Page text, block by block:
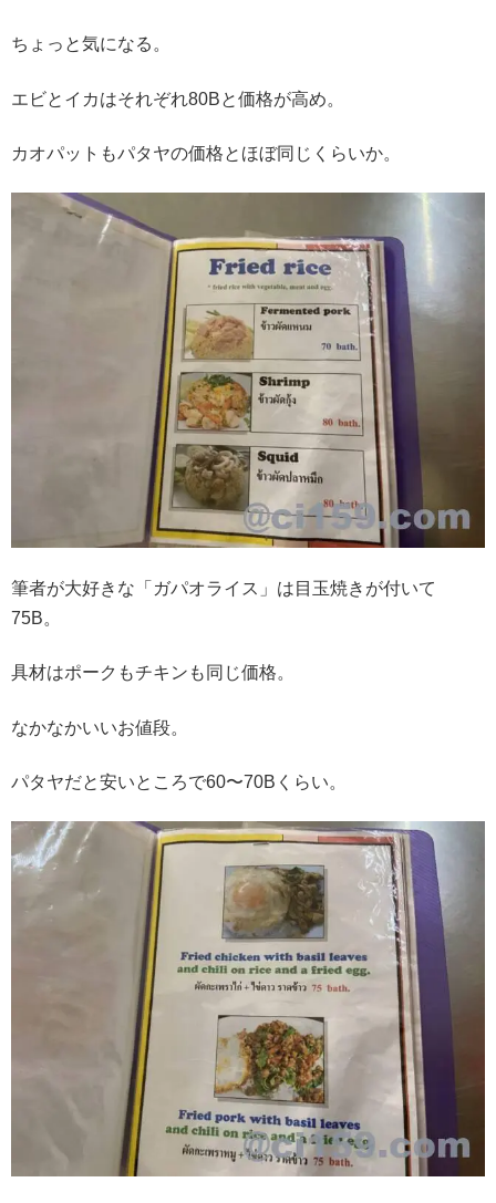
ちょっと気になる。
エビとイカはそれぞれ80Bと価格が高め。
カオパットもパタヤの価格とほぼ同じくらいか。
筆者が大好きな「ガパオライス」は目玉焼きが付いて
75B。
具材はポークもチキンも同じ価格。
なかなかいいお値段。
パタヤだと安いところで60〜70Bくらい。